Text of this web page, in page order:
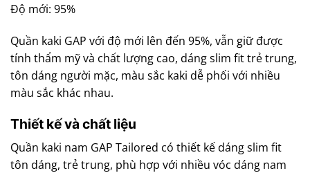
Độ mới: 95%
Quần kaki GAP với độ mới lên đến 95%, vẫn giữ được
tính thẩm mỹ và chất lượng cao, dáng slim fit trẻ trung,
tôn dáng người mặc, màu sắc kaki dễ phối với nhiều
màu sắc khác nhau.
Thiết kế và chất liệu
Quần kaki nam GAP Tailored có thiết kế dáng slim fit
tôn dáng, trẻ trung, phù hợp với nhiều vóc dáng nam